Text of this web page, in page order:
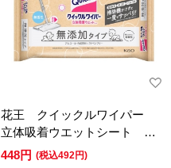
花王 クイックルワイパー
立体吸着ウエットシート 無
添加タイプ 無香性 １２枚
448円 (税込492円)